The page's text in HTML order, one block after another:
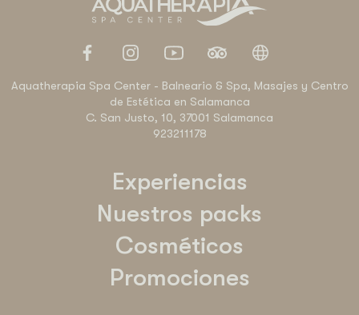
Aquatherapia Spa Center - Balneario & Spa, Masajes y Centro
de Estética en Salamanca
C. San Justo, 10, 37001 Salamanca
923211178
Experiencias
Nuestros packs
Cosméticos
Promociones